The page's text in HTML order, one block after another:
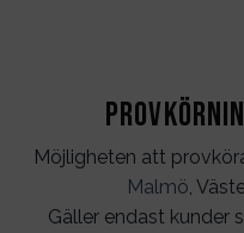
Möjligheten att
Malmö,
Gäller endast kunder